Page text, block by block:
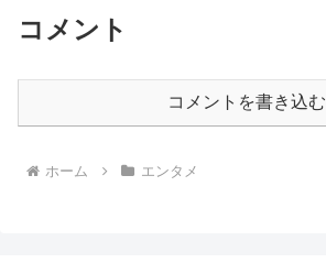
コメント
コメントを書き込む
ホーム エンタメ